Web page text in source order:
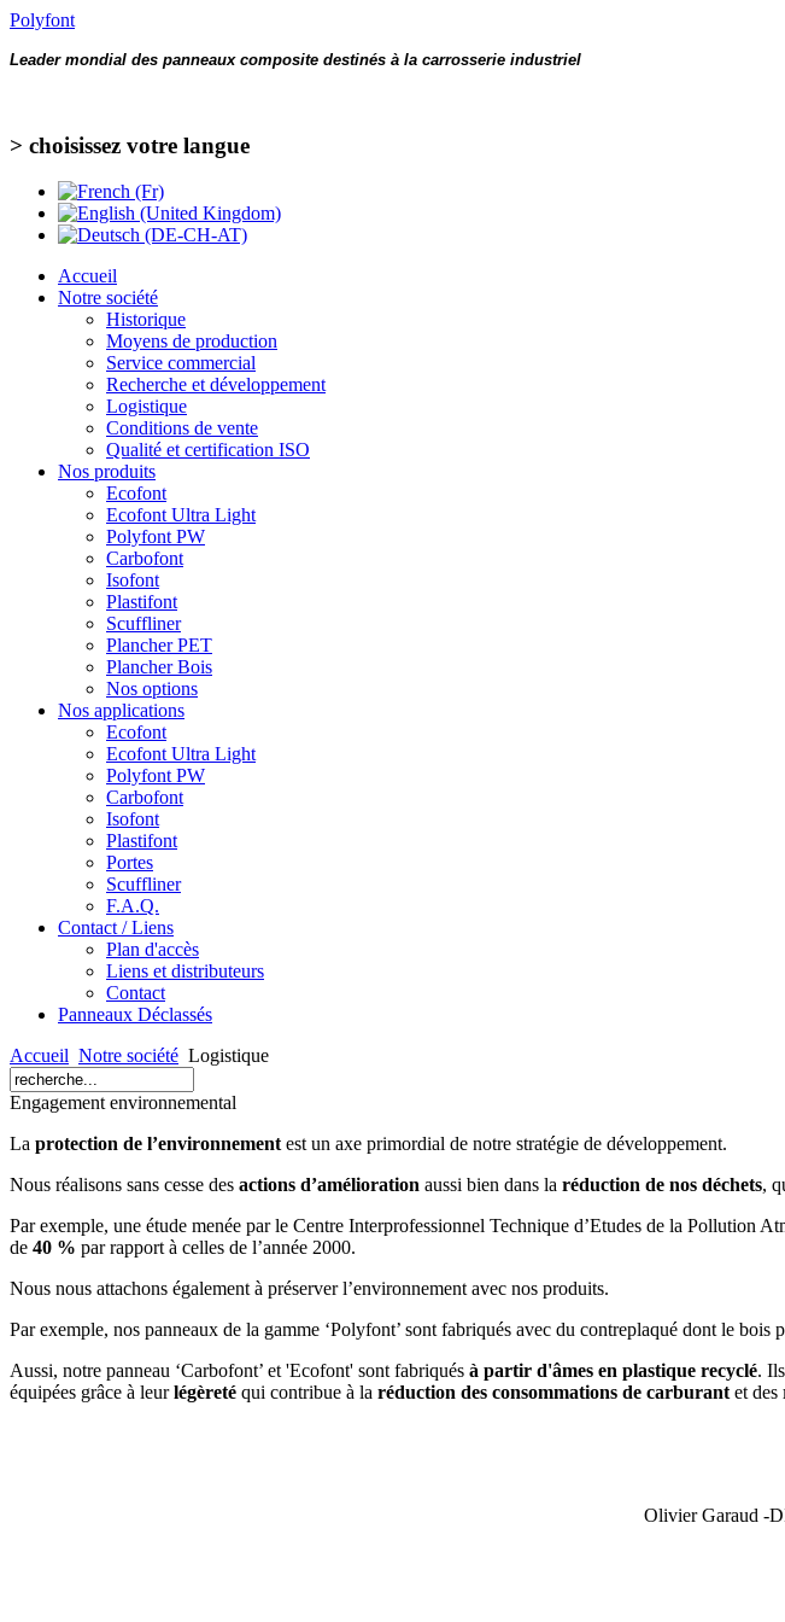
Polyfont
Leader mondial des panneaux composite destinés à la carrosserie industriel
> choisissez votre langue
Accueil
Notre société
Historique
Moyens de production
Service commercial
Recherche et développement
Logistique
Conditions de vente
Qualité et certification ISO
Nos produits
Ecofont
Ecofont Ultra Light
Polyfont PW
Carbofont
Isofont
Plastifont
Scuffliner
Plancher PET
Plancher Bois
Nos options
Nos applications
Ecofont
Ecofont Ultra Light
Polyfont PW
Carbofont
Isofont
Plastifont
Portes
Scuffliner
F.A.Q.
Contact / Liens
Plan d'accès
Liens et distributeurs
Contact
Panneaux Déclassés
Accueil Notre société Logistique
Engagement environnemental
La protection de l’environnementest un axe primordial de notre stratégie de développement.
Nous réalisons sans cesse des actions d’amélioration aussi bien dans la réduction de nos déchets,
Par exemple, une étude menée par le Centre Interprofessionnel Technique d’Etudes de la Pollution
de 40 % par rapport à celles de l’année 2000.
Nous nous attachons également à préserver l’environnement avec nos produits.
Par exemple, nos panneaux de la gamme ‘Polyfont’ sont fabriqués avec du contreplaqué dont le bois
Aussi, notre panneau ‘Carbofont’ et 'Ecofont' sont fabriqués à partir d'âmes en plastique recyclé.
équipées grâce à leurlégèreté qui contribue à la réduction des consommations de carburantet des
Olivier Garaud -